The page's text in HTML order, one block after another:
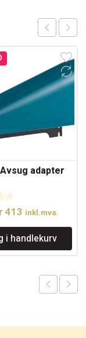
adapter
688.
413Nåværende
pris
er:
kr 413.
inkl.mva.
i handlekurv